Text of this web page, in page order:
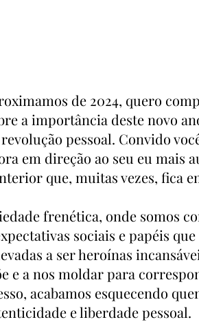
de 2024, quero
a importância deste novo
pessoal. Convido
em direção ao seu eu mais
que, muitas vezes, fica
frenética, onde somos
sociais e papéis
a ser heroínas
e a nos moldar para
acabamos esquecendo
e liberdade pessoal.